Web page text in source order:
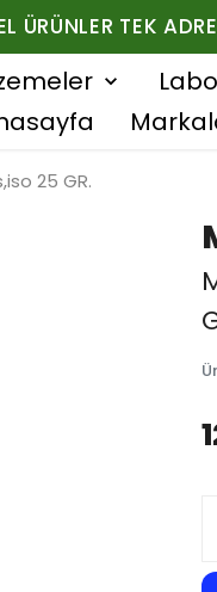
ÜRÜNLER TEK
25 GR.